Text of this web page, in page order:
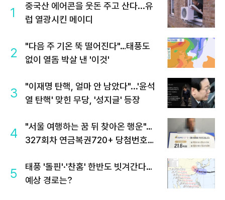
1
중국산 에어콘을 웃돈 주고 산다...유
럽 열광시킨 메이디
2
"다음 주 기온 뚝 떨어진다"…태풍도
없이 열돔 박살 낸 '이것'
3
"이재명 탄핵, 얼마 안 남았다"...'윤석
열 탄핵' 맞힌 무당, '성지글' 등장
4
"서울 여행하는 꿈 뒤 찾아온 행운"…
327회차 연금복권720+ 당첨번호조
5
태풍 '돌핀'·'찬홈' 한반도 빗겨간다…
예상 경로는?